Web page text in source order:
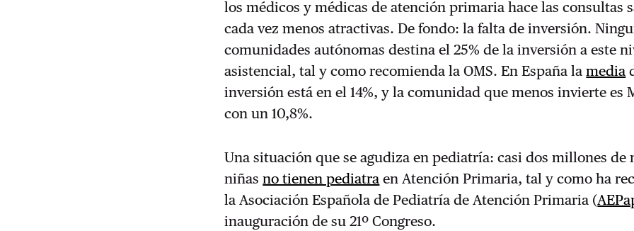
los médicos y médicas de atención primaria hace las consultas
cada vez menos atractivas. De fondo: la falta de inversión.
comunidades autónomas destina el 25% de la inversión a este
asistencial, tal y como recomienda la OMS. En España lamedia
inversión está en el 14%, y la comunidad que menos invierte es
con un 10,8%.
Una situación que se agudiza en pediatría: casi dos millones de
niñasno tienen pediatra en Atención Primaria, tal y como ha
la Asociación Española de Pediatría de Atención Primaria (
inauguración de su 21º Congreso.